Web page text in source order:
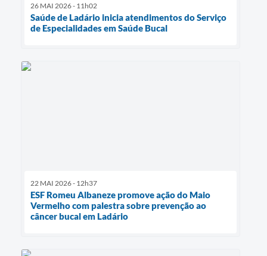
26 MAI 2026 - 11h02
Saúde de Ladário inicia atendimentos do Serviço
de Especialidades em Saúde Bucal
22 MAI 2026 - 12h37
ESF Romeu Albaneze promove ação do Maio
Vermelho com palestra sobre prevenção ao
câncer bucal em Ladário